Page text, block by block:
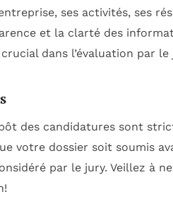
ses activités, ses
et la clarté des
dans l’évaluation par le
des candidatures sont
votre dossier soit soumis
par le jury. Veillez à